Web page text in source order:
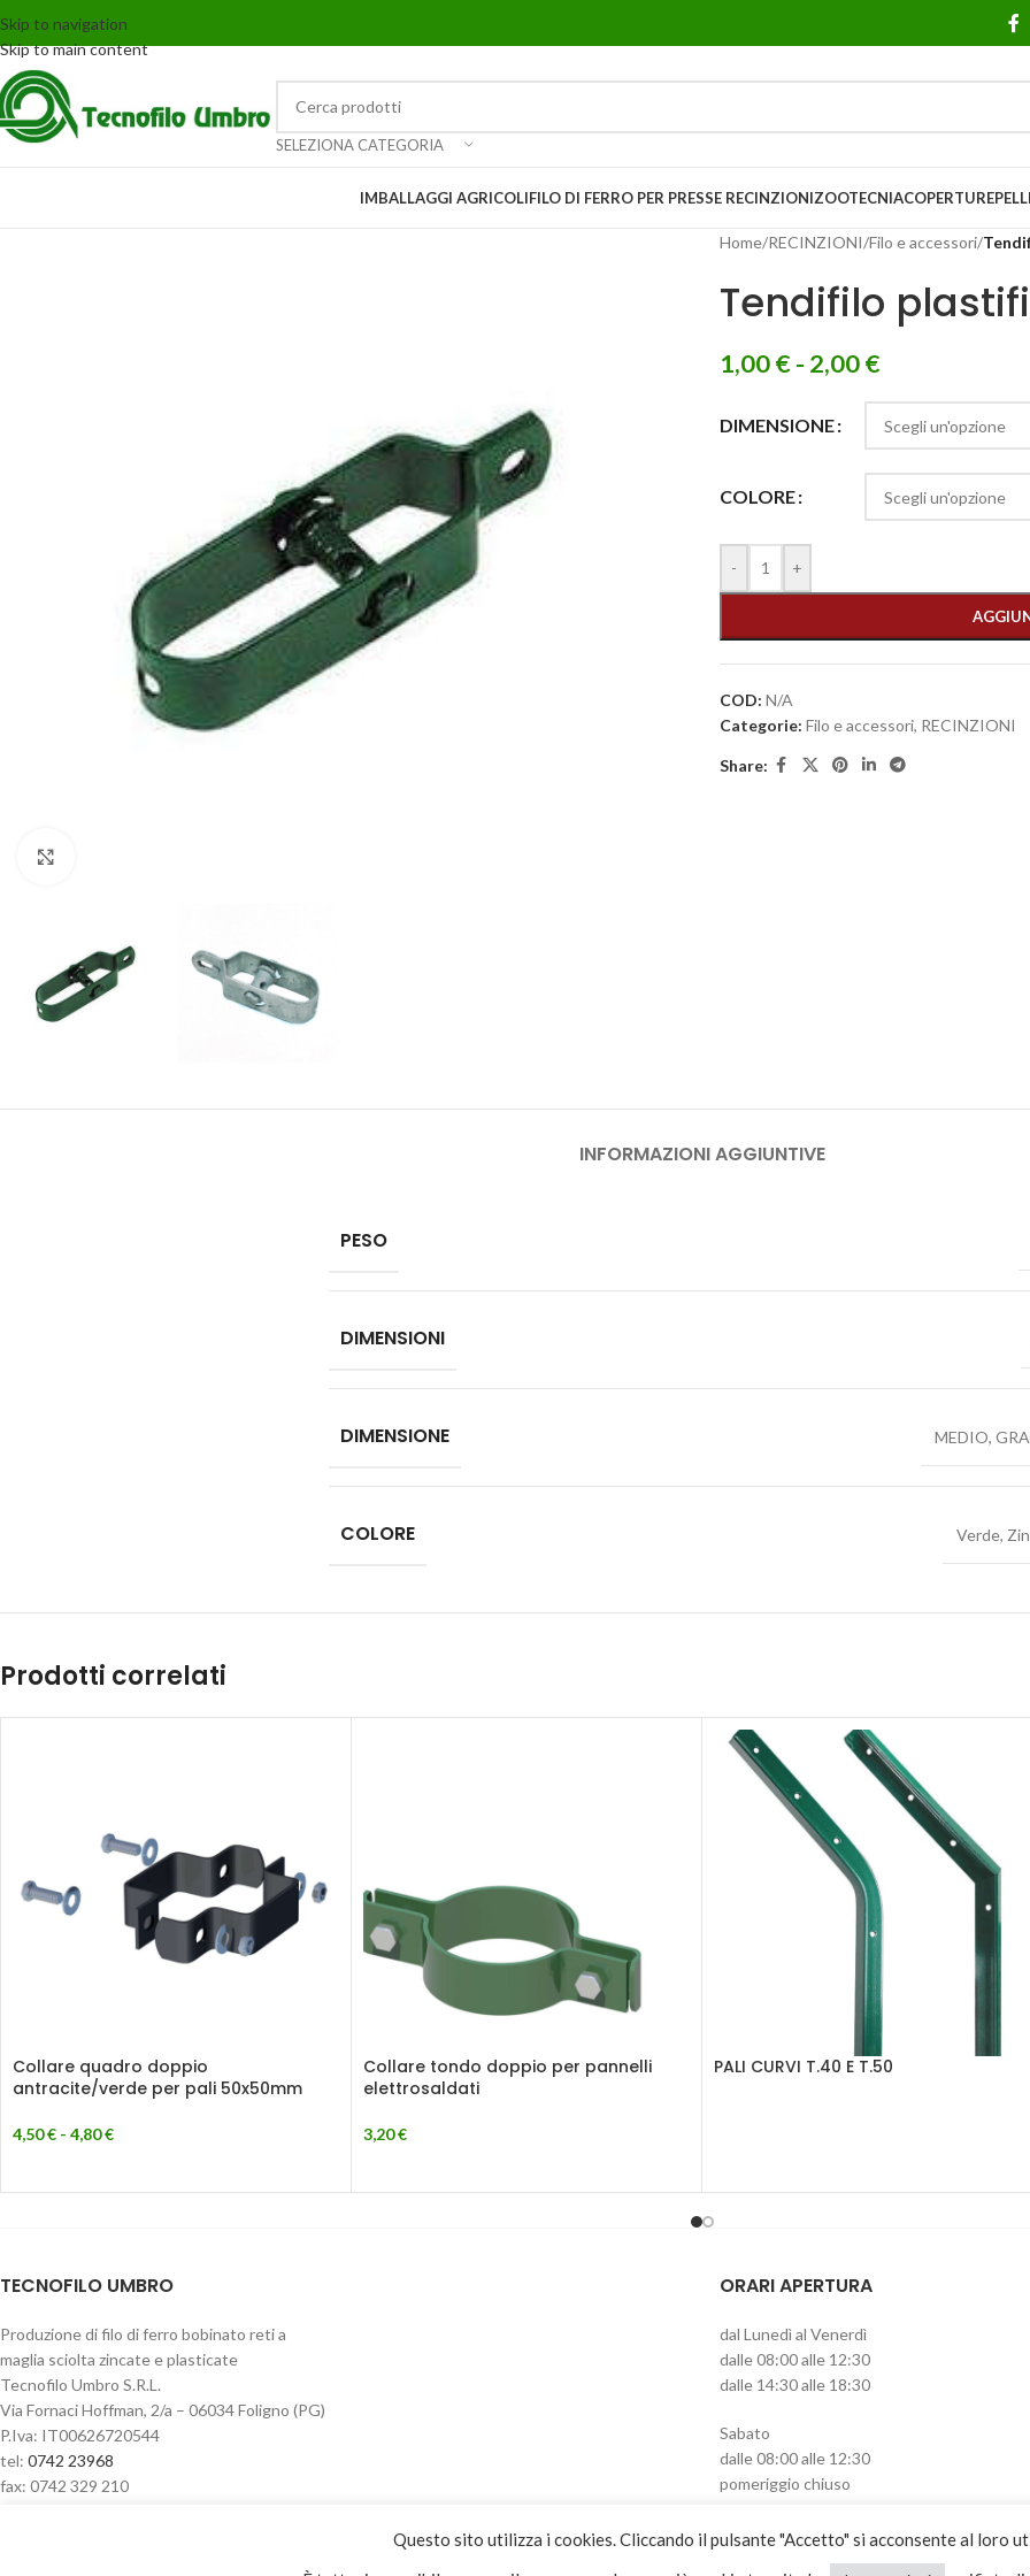
Skip to navigation
Skip to main content
SELEZIONA CATEGORIA
IMBALLAGGI AGRICOLIFILO DI FERRO PER PRESSE RECINZIONIZOOTECNIACOPERTURE
Home/RECINZIONI/Filo e accessori/
Tendifilo
1,00€ - 2,00€
DIMENSIONE
COLORE
- +
COD: N/A
Categorie: Filo e accessori, RECINZIONI
Share:
INFORMAZIONI AGGIUNTIVE
PESO
DIMENSIONI
DIMENSIONE MEDIO,
COLORE Verde,
Prodotti correlati
Collare quadro doppio
antracite/verde per pali 50x50mm
4,50€ - 4,80€
Collare tondo doppio per pannelli
elettrosaldati
3,20€
PALI CURVI T.40 E T.50
TECNOFILO UMBRO
Produzione di filo di ferro bobinato reti a
maglia sciolta zincate e plasticate
Tecnofilo Umbro S.R.L.
Via Fornaci Hoffman, 2/a – 06034 Foligno (PG)
P.Iva: IT00626720544
tel: 0742 23968
fax: 0742 329 210
ORARI APERTURA
dal Lunedì al Venerdì
dalle 08:00 alle 12:30
dalle 14:30 alle 18:30
Sabato
dalle 08:00 alle 12:30
pomeriggio chiuso
Questo sito utilizza i cookies. Cliccando il pulsante "Accetto" si acconsente al loro